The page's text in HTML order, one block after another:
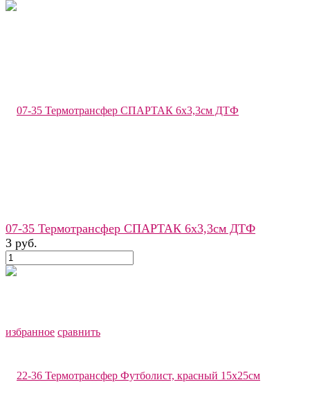
избранное сравнить
07-35 Термотрансфер СПАРТАК 6х3,3см ДТФ
3 руб.